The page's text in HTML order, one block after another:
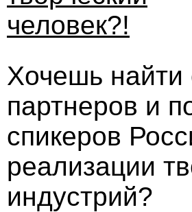
человек?!
Хочешь найти
партнеров и
спикеров
реализации
индустрий?